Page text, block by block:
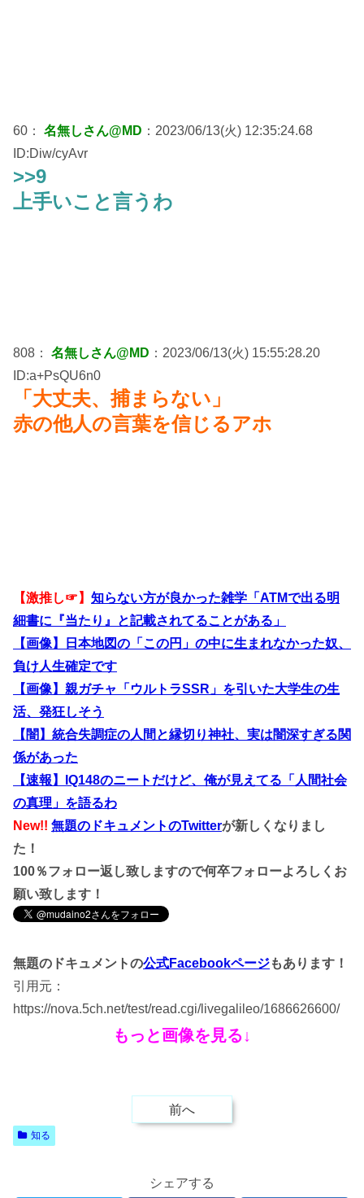
60： 名無しさん@MD ：2023/06/13(火) 12:35:24.68
ID:Diw/cyAvr
>>9
上手いこと言うわ
808： 名無しさん@MD ：2023/06/13(火) 15:55:28.20
ID:a+PsQU6n0
「大丈夫、捕まらない」
赤の他人の言葉を信じるアホ
【激推し☞】 知らない方が良かった雑学「ATMで出る明
細書に『当たり』と記載されてることがある」
【画像】日本地図の「この円」の中に生まれなかった奴、
負け人生確定です
【画像】親ガチャ「ウルトラSSR」を引いた大学生の生
活、発狂しそう
【闇】統合失調症の人間と縁切り神社、実は闇深すぎる関
係があった
【速報】IQ148のニートだけど、俺が見えてる「人間社会
の真理」を語るわ
New!! 無題のドキュメントのTwitterが新しくなりまし
た！
100％フォロー返し致しますので何卒フォローよろしくお
願い致します！
無題のドキュメントの公式Facebookページもあります！
引用元：
https://nova.5ch.net/test/read.cgi/livegalileo/1686626600/
もっと画像を見る↓
前へ
知る
シェアする